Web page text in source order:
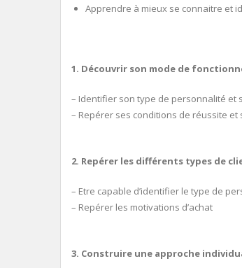
Apprendre à mieux se connaitre et
1. Découvrir son mode de
– Identifier son type de personnalité et
– Repérer ses conditions de réussite et
2. Repérer les différents types de
– Etre capable d’identifier le type de
– Repérer les motivations d’achat
3. Construire une approche